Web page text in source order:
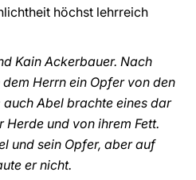
höchst lehrreich
Kain Ackerbauer. Nach
Herrn ein Opfer von den
Abel brachte eines dar
Herde und von ihrem Fett.
und sein Opfer, aber auf
er nicht.